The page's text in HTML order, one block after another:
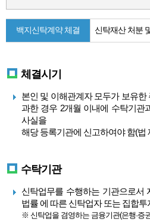
백지신탁계약 체결 신탁재산 처분
체결시기
본인 및 이해관계자 모두가 보유
과한 경우 2개월 이내에 수탁기관
사실을
해당 등록기관에 신고하여야 함(법
수탁기관
신탁업무를 수행하는 기관으로서
법률 에 따른 신탁업자 또는 집합투
※ 신탁업을 겸영하는 금융기관(은행·증